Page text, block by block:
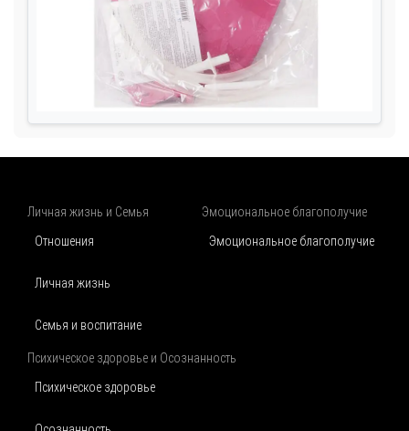
Личная жизнь и Семья
Отношения
Личная жизнь
Семья и воспитание
Эмоциональное благополучие
Эмоциональное благополучие
Психическое здоровье и Осознанность
Психическое здоровье